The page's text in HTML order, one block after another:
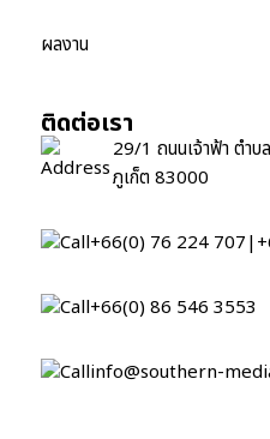
ผลงาน
ติดต่อเรา
29/1 ถนนเจ้าฟ้า ตำบ
ภูเก็ต 83000
+66(0) 76 224 707|
+66(0) 86 546 3553
info@southern-